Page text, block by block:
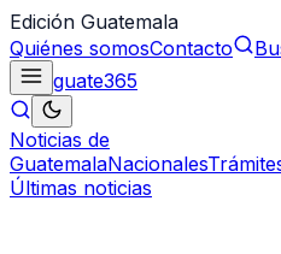
Edición Guatemala
Quiénes somosContacto
guate365
Noticias de
GuatemalaNacionales
Últimas noticias